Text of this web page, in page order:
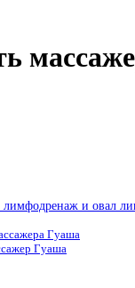
лимфодренаж и овал
Гуаша
Гуаша